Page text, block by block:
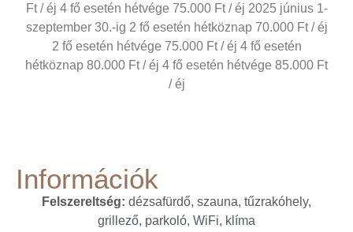
Ft / éj 4 fő esetén hétvége 75.000 Ft / éj 2025 június 1-
szeptember 30.-ig 2 fő esetén hétköznap 70.000 Ft / éj
2 fő esetén hétvége 75.000 Ft / éj 4 fő esetén
hétköznap 80.000 Ft / éj 4 fő esetén hétvége 85.000 Ft
/ éj
Információk
Felszereltség: dézsafürdő, szauna, tűzrakóhely,
grillező, parkoló, WiFi, klíma